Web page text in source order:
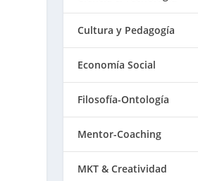
Cultura y Pedagogía
Economía Social
Filosofía-Ontología
Mentor-Coaching
MKT & Creatividad